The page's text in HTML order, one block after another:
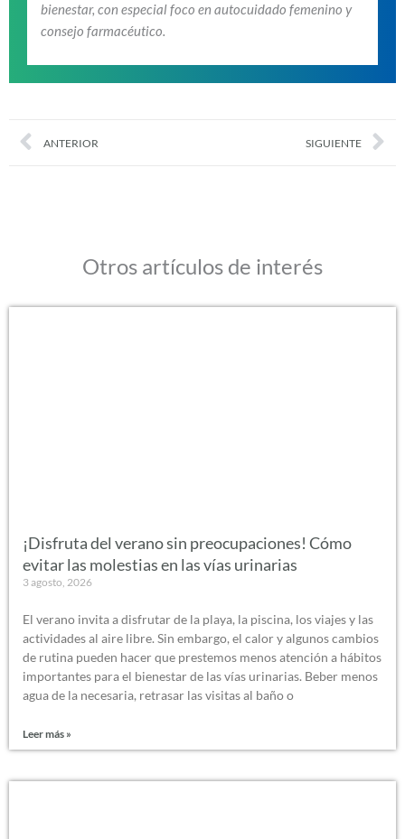
bienestar, con especial foco en autocuidado femenino y
consejo farmacéutico.
PrevANTERIOR SIGUIENTE
Otros artículos de interés
¡Disfruta del verano sin preocupaciones! Cómo
evitar las molestias en las vías urinarias
3 agosto, 2026
El verano invita a disfrutar de la playa, la piscina, los viajes y las
actividades al aire libre. Sin embargo, el calor y algunos cambios
de rutina pueden hacer que prestemos menos atención a hábitos
importantes para el bienestar de las vías urinarias. Beber menos
agua de la necesaria, retrasar las visitas al baño o
Leer más »